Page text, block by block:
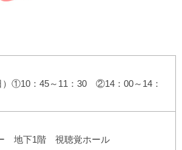
）①10：45～11：30 ②14：00～14：
地下1階 視聴覚ホール